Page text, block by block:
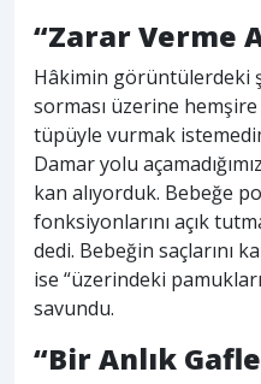
“Zarar Verme
Hâkimin görüntülerdeki
sorması üzerine hemşire
tüpüyle vurmak
Damar yolu
kan alıyorduk. Bebeğe
fonksiyonlarını açık
dedi. Bebeğin saçlarını
ise “üzerindeki
savundu.
“Bir Anlık